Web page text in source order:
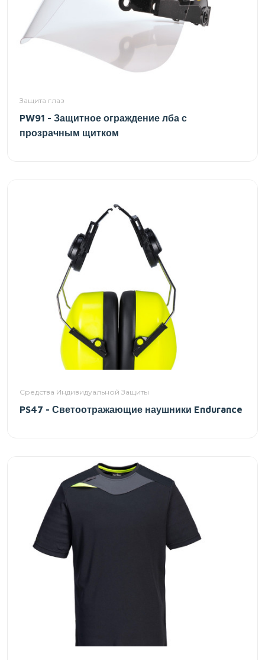
Защита глаз
PW91 - Защитное ограждение лба с
прозрачным щитком
Средства Индивидуальной Защиты
PS47 - Светоотражающие наушники Endurance